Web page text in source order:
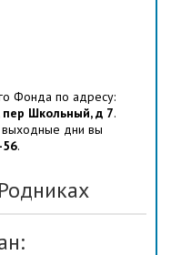
Фонда по адресу:
пер Школьный, д 7.
выходные дни вы
.